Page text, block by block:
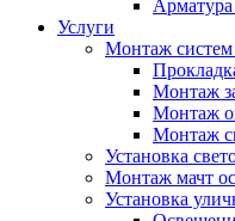
Услуги
Монтаж
Монтаж
Монтаж
Монтаж
Установка
Монтаж мачт
Установка